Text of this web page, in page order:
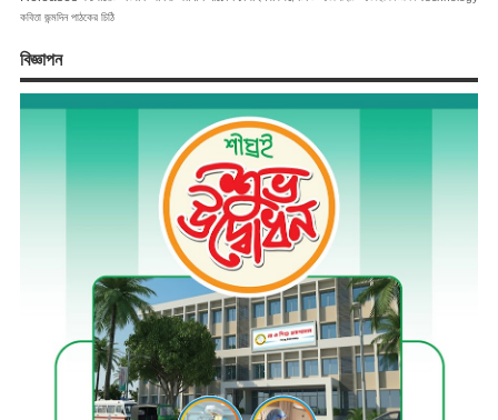
কবিতা জন্মদিন পাঠকের চিঠি
বিজ্ঞাপন